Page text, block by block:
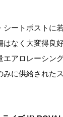
シートポストに
はなく大変得良
エアロレーシン
に供給された